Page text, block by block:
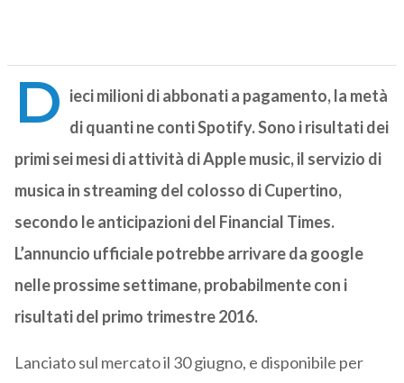
D ieci milioni di abbonati a pagamento, la metà
di quanti ne contiSpotify. Sono i risultati dei
primi sei mesi di attività diApple music, il servizio di
musica in streaming del colosso di Cupertino,
secondo le anticipazioni del Financial Times.
L’annuncio ufficiale potrebbe arrivare da google
nelle prossime settimane, probabilmente con i
risultati del primo trimestre 2016.
Lanciato sul mercato il 30 giugno, e disponibile per